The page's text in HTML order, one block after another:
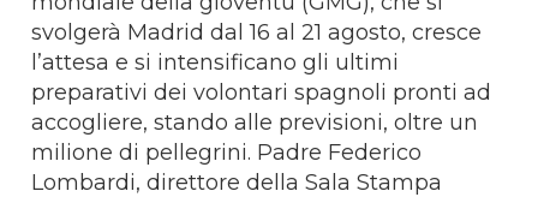
svolgerà Madrid dal 16 al 21 agosto, cresce
l’attesa e si intensificano gli ultimi
preparativi dei volontari spagnoli pronti ad
accogliere, stando alle previsioni, oltre un
milione di pellegrini. Padre Federico
Lombardi, direttore della Sala Stampa